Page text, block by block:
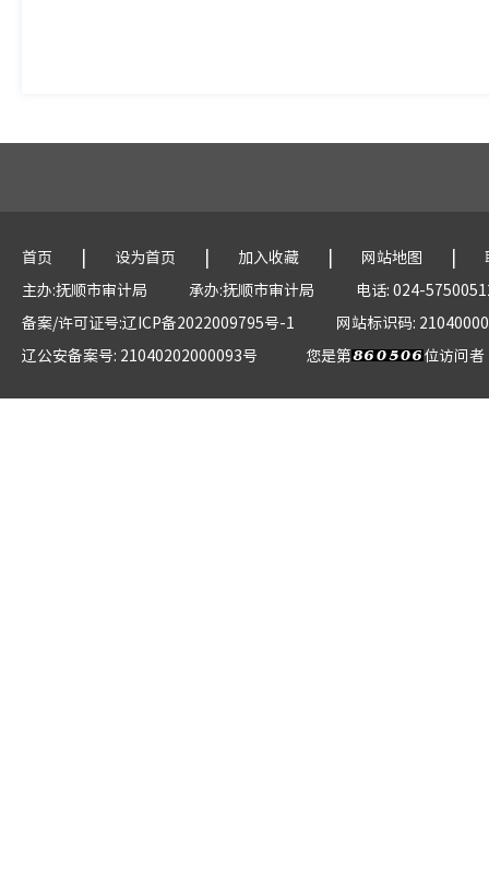
首页 | 设为首页 | 加入收藏 | 网站地图 |
主办:抚顺市审计局
承办:抚顺市审计局
电话: 024-
备案/许可证号:辽ICP备2022009795号-1
网站标识码:
辽公安备案号: 21040202000093号
您是第 位访问者